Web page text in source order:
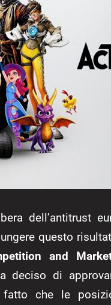
dell’antitrust
questo
and
deciso di
che le